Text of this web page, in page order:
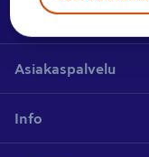
Etsi lähin
Asiakaspalvelu
Info